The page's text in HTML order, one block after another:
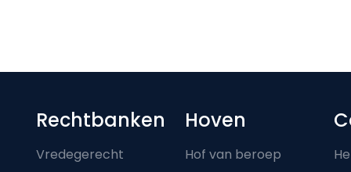
Footer-menu
Rechtbanken
Vredegerecht
Hoven
Hof van beroep